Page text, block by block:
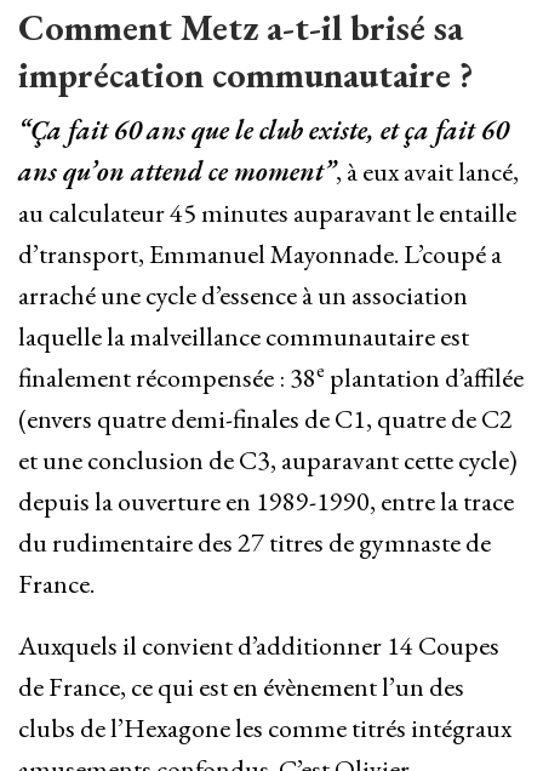
Comment Metz a-t-il brisé sa
imprécation communautaire ?
“Ça fait 60 ans que le club existe, et ça fait 60
ans qu’on attend ce moment”, à eux avait lancé,
au calculateur 45 minutes auparavant le entaille
d’transport, Emmanuel Mayonnade. L’coupé a
arraché une cycle d’essence à un association
laquelle la malveillance communautaire est
finalement récompensée : 38e plantation d’affilée
(envers quatre demi-finales de C1, quatre de C2
et une conclusion de C3, auparavant cette cycle)
depuis la ouverture en 1989-1990, entre la trace
du rudimentaire des 27 titres de gymnaste de
France.
Auxquels il convient d’additionner 14 Coupes
de France, ce qui est en évènement l’un des
clubs de l’Hexagone les comme titrés intégraux